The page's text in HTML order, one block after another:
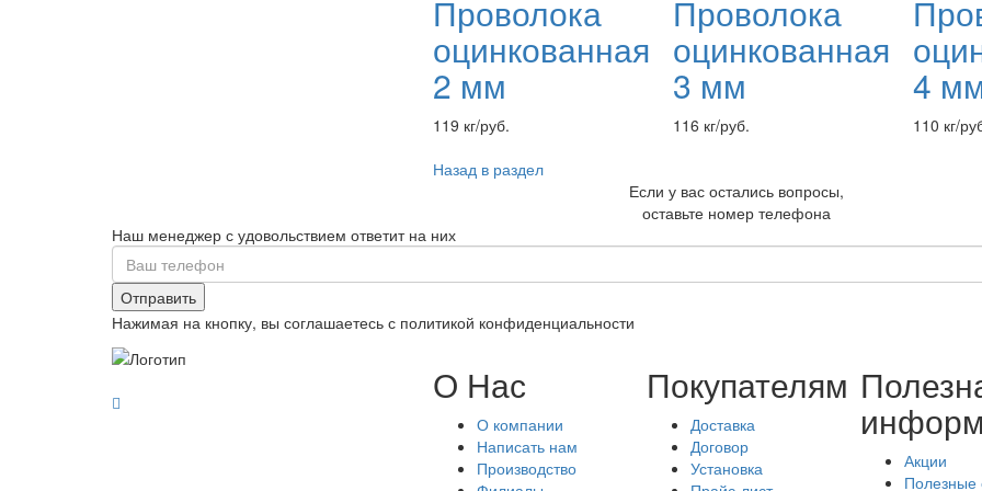
Проволока
оцинкованная
2 мм
119 кг/руб.
Проволока
оцинкованная
3 мм
116 кг/руб.
4
110 кг/
Назад в раздел
Если у вас остались вопросы,
оставьте номер телефона
Наш менеджер с удовольствием ответит на них
Отправить
Нажимая на кнопку, вы соглашаетесь с политикой конфиденциальности
О Нас
О компании
Написать нам
Производство
Покупателям
Доставка
Договор
Установка
Акции
Полезные